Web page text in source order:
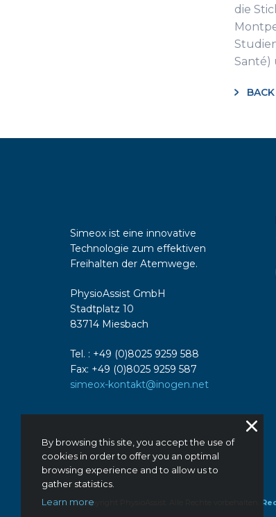
die
Santé)
By browsing this site, you accept the use of
cookies in order to offer you an optimal
browsing experience and to allow us to
gather statistics.
Learn more
Simeox ist eine innovative
Technologie zum effektiven
Freihalten der Atemwege.
PhysioAssist GmbH
Stadtplatz 10
83714 Miesbach
Tel. : +49 (0)8025 9259 588
Fax: +49 (0)8025 9259 587
simeox-kontakt@inogen.net
© Copyright PhysioAssist. Alle Rechte vorbehalten.